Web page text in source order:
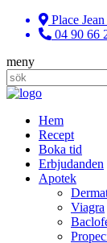
Place
04 90 66
meny
Hem
Recept
Boka tid
Erbjudanden
Apotek
Viagra